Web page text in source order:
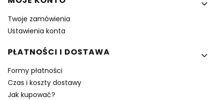
Twoje zamówienia
Ustawienia konta
PŁATNOŚCI I DOSTAWA
Formy płatności
Czas i koszty dostawy
Jak kupować?